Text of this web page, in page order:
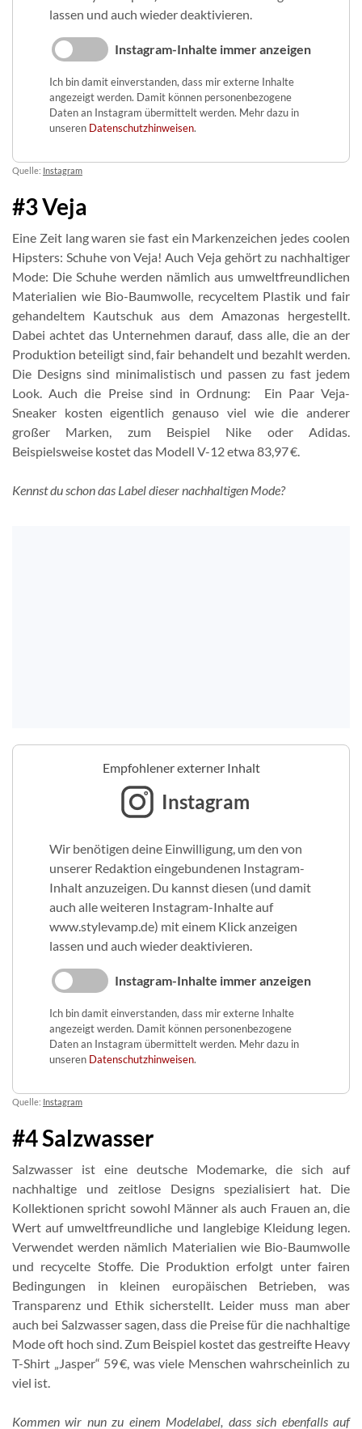
lassen und auch wieder deaktivieren.
Instagram-Inhalte immer anzeigen
Ich bin damit einverstanden, dass mir externe Inhalte
angezeigt werden. Damit können personenbezogene
Daten an Instagram übermittelt werden. Mehr dazu in
unseren Datenschutzhinweisen.
Quelle: Instagram
#3 Veja
Eine Zeit lang waren sie fast ein Markenzeichen jedes coolen
Hipsters: Schuhe von Veja! Auch Veja gehört zu nachhaltiger
Mode: Die Schuhe werden nämlich aus umweltfreundlichen
Materialien wie Bio-Baumwolle, recyceltem Plastik und fair
gehandeltem Kautschuk aus dem Amazonas hergestellt.
Dabei achtet das Unternehmen darauf, dass alle, die an der
Produktion beteiligt sind, fair behandelt und bezahlt werden.
Die Designs sind minimalistisch und passen zu fast jedem
Look. Auch die Preise sind in Ordnung: Ein Paar Veja-
Sneaker kosten eigentlich genauso viel wie die anderer
großer Marken, zum Beispiel Nike oder Adidas.
Beispielsweise kostet das Modell V-12 etwa 83,97 €.
Kennst du schon das Label dieser nachhaltigen Mode?
Empfohlener externer Inhalt
Instagram
Wir benötigen deine Einwilligung, um den von
unserer Redaktion eingebundenen Instagram-
Inhalt anzuzeigen. Du kannst diesen (und damit
auch alle weiteren Instagram-Inhalte auf
www.stylevamp.de) mit einem Klick anzeigen
lassen und auch wieder deaktivieren.
Instagram-Inhalte immer anzeigen
Ich bin damit einverstanden, dass mir externe Inhalte
angezeigt werden. Damit können personenbezogene
Daten an Instagram übermittelt werden. Mehr dazu in
unseren Datenschutzhinweisen.
Quelle: Instagram
#4 Salzwasser
Salzwasser ist eine deutsche Modemarke, die sich auf
nachhaltige und zeitlose Designs spezialisiert hat. Die
Kollektionen spricht sowohl Männer als auch Frauen an, die
Wert auf umweltfreundliche und langlebige Kleidung legen.
Verwendet werden nämlich Materialien wie Bio-Baumwolle
und recycelte Stoffe. Die Produktion erfolgt unter fairen
Bedingungen in kleinen europäischen Betrieben, was
Transparenz und Ethik sicherstellt. Leider muss man aber
auch bei Salzwasser sagen, dass die Preise für die nachhaltige
Mode oft hoch sind. Zum Beispiel kostet das gestreifte Heavy
T-Shirt „Jasper“ 59 €, was viele Menschen wahrscheinlich zu
viel ist.
Kommen wir nun zu einem Modelabel, dass sich ebenfalls auf